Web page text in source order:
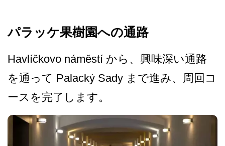
パラッケ果樹園への通路
Havlíčkovo náměstí から、興味深い通路
を通って Palacký Sady まで進み、周回コ
ースを完了します。